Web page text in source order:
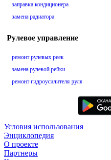
заправка кондиционера
замена радиатора
Рулевое управление
ремонт рулевых реек
замена рулевой рейки
ремонт гидроусилителя руля
Условия использования
Энциклопедия
О проекте
Партнеры